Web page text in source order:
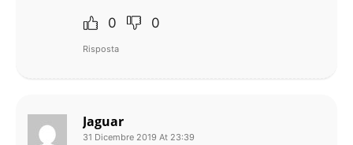
0 0
Risposta
Jaguar
31 Dicembre 2019 At 23:39